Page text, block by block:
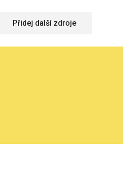
Přidej další zdroje